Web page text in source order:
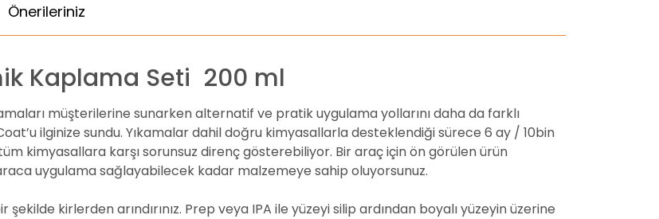
Önerileriniz
Kaplama Seti 200 ml
müşterilerine sunarken alternatif ve pratik uygulama yollarını daha da farklı
ilginize sundu. Yıkamalar dahil doğru kimyasallarla desteklendiği sürece 6 ay / 10bin
kimyasallara karşı sorunsuz direnç gösterebiliyor. Bir araç için ön görülen ürün
uygulama sağlayabilecek kadar malzemeye sahip oluyorsunuz.
kirlerden arındırınız. Prep veya IPA ile yüzeyi silip ardından boyalı yüzeyin üzerine